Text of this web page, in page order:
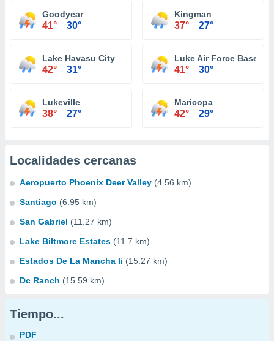
Goodyear
41° 30°
Kingman
37° 27°
Lake Havasu City
42° 31°
Luke Air Force Base
41° 30°
Lukeville
38° 27°
Maricopa
42° 29°
Localidades cercanas
Aeropuerto Phoenix Deer Valley (4.56 km)
Santiago (6.95 km)
San Gabriel (11.27 km)
Lake Biltmore Estates (11.7 km)
Estados De La Mancha Ii (15.27 km)
Dc Ranch (15.59 km)
Tiempo...
PDF